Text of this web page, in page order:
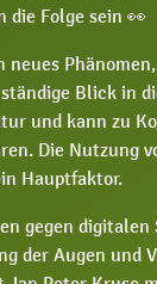
die Folge sein 👀
Blick in
und kann zu
Die Nutzung
Hauptfaktor.
gegen digitalen
der Augen und